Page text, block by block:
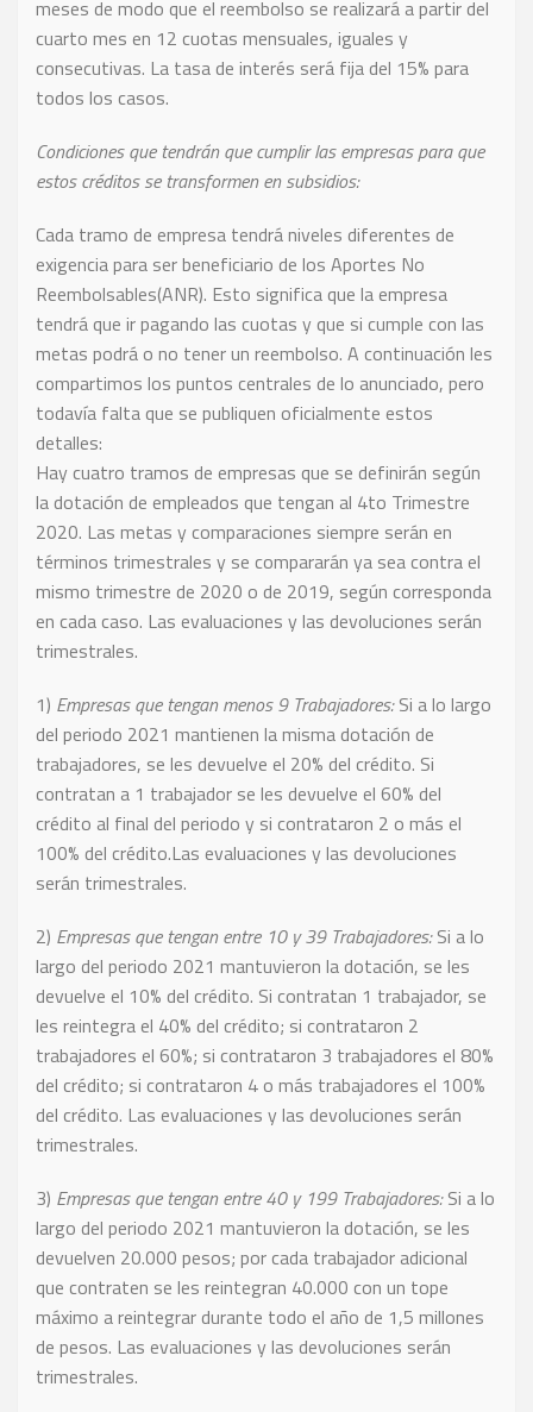
meses de modo que el reembolso se realizará a partir del
cuarto mes en 12 cuotas mensuales, iguales y
consecutivas. La tasa de interés será fija del 15% para
todos los casos.
Condiciones que tendrán que cumplir las empresas para que
estos créditos se transformen en subsidios:
Cada tramo de empresa tendrá niveles diferentes de
exigencia para ser beneficiario de los Aportes No
Reembolsables(ANR). Esto significa que la empresa
tendrá que ir pagando las cuotas y que si cumple con las
metas podrá o no tener un reembolso. A continuación les
compartimos los puntos centrales de lo anunciado, pero
todavía falta que se publiquen oficialmente estos
detalles:
Hay cuatro tramos de empresas que se definirán según
la dotación de empleados que tengan al 4to Trimestre
2020. Las metas y comparaciones siempre serán en
términos trimestrales y se compararán ya sea contra el
mismo trimestre de 2020 o de 2019, según corresponda
en cada caso. Las evaluaciones y las devoluciones serán
trimestrales.
1) Empresas que tengan menos 9 Trabajadores:Si a lo largo
del periodo 2021 mantienen la misma dotación de
trabajadores, se les devuelve el 20% del crédito. Si
contratan a 1 trabajador se les devuelve el 60% del
crédito al final del periodo y si contrataron 2 o más el
100% del crédito.Las evaluaciones y las devoluciones
serán trimestrales.
2) Empresas que tengan entre 10 y 39 Trabajadores:Si a lo
largo del periodo 2021 mantuvieron la dotación, se les
devuelve el 10% del crédito. Si contratan 1 trabajador, se
les reintegra el 40% del crédito; si contrataron 2
trabajadores el 60%; si contrataron 3 trabajadores el 80%
del crédito; si contrataron 4 o más trabajadores el 100%
del crédito. Las evaluaciones y las devoluciones serán
trimestrales.
3) Empresas que tengan entre 40 y 199 Trabajadores:Si a lo
largo del periodo 2021 mantuvieron la dotación, se les
devuelven 20.000 pesos; por cada trabajador adicional
que contraten se les reintegran 40.000 con un tope
máximo a reintegrar durante todo el año de 1,5 millones
de pesos. Las evaluaciones y las devoluciones serán
trimestrales.